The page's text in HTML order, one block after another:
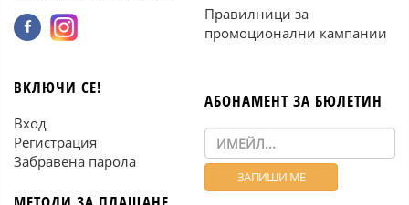
Правилници за
промоционални кампании
ВКЛЮЧИ СЕ!
Вход
Регистрация
Забравена парола
АБОНАМЕНТ ЗА БЮЛЕТИН